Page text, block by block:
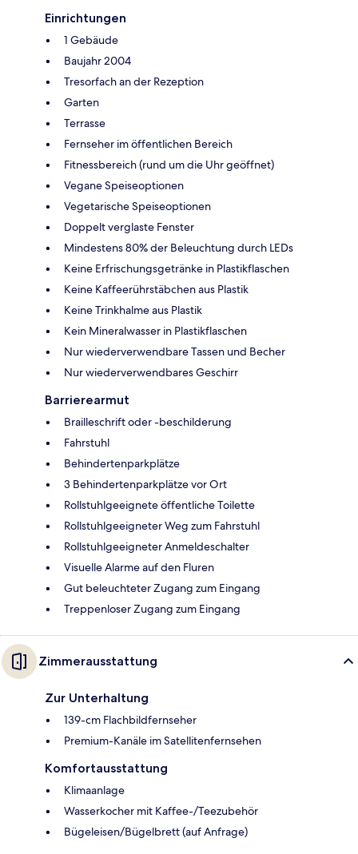
Einrichtungen
1 Gebäude
Baujahr 2004
Tresorfach an der Rezeption
Garten
Terrasse
Fernseher im öffentlichen Bereich
Fitnessbereich (rund um die Uhr geöffnet)
Vegane Speiseoptionen
Vegetarische Speiseoptionen
Doppelt verglaste Fenster
Mindestens 80% der Beleuchtung durch LEDs
Keine Erfrischungsgetränke in Plastikflaschen
Keine Kaffeerührstäbchen aus Plastik
Keine Trinkhalme aus Plastik
Kein Mineralwasser in Plastikflaschen
Nur wiederverwendbare Tassen und Becher
Nur wiederverwendbares Geschirr
Barrierearmut
Brailleschrift oder -beschilderung
Fahrstuhl
Behindertenparkplätze
3 Behindertenparkplätze vor Ort
Rollstuhlgeeignete öffentliche Toilette
Rollstuhlgeeigneter Weg zum Fahrstuhl
Rollstuhlgeeigneter Anmeldeschalter
Visuelle Alarme auf den Fluren
Gut beleuchteter Zugang zum Eingang
Treppenloser Zugang zum Eingang
Zimmerausstattung
Zur Unterhaltung
139-cm Flachbildfernseher
Premium-Kanäle im Satellitenfernsehen
Komfortausstattung
Klimaanlage
Wasserkocher mit Kaffee-/Teezubehör
Bügeleisen/Bügelbrett (auf Anfrage)